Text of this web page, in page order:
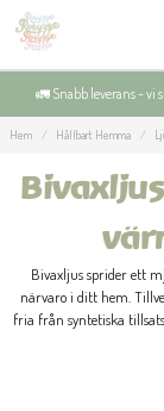
🚛 Snabb leverans - vi
Hem Hållbart Hemma
Bivaxljus sprider ett
närvaro i ditt hem.
fria från syntetiska